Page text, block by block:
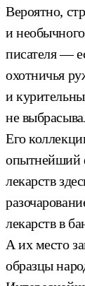
Вероятно,
и
писателя —
охотничья
и
не
Его
опытнейший
лекарств
лекарств в
А их место
образцы